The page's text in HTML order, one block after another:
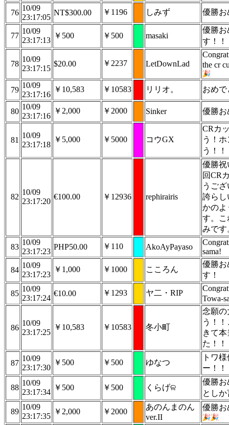
76
10/09
23:17:05
NT$300.00 ￥1196 しみず 優勝お
77
10/09
23:17:13
￥500 ￥500 masaki
優勝お
す！！
78
10/09
23:17:15
$20.00 ￥2237 LetDownLad
the cr
79
10/09
23:17:16
￥10,583 ￥10583 リリオ。 おめ
80
10/09
23:17:16
￥2,000 ￥2000 Sinker 優勝お
81
10/09
23:17:18
￥5,000 ￥5000 コウGX
CRカ
う！
う！
82
10/09
23:17:20
€100.00 ￥12936 rephirairis
優勝祝
回CR
うご
誇らし
かのよ
す。こ
みです
83
10/09
23:17:23
PHP50.00 ￥110 AkoAyPayaso
sama!
84
10/09
23:17:23
￥1,000 ￥1000 こころん
優勝お
す！
85
10/09
23:17:24
€10.00 ￥1293 ヤ二・RIP
Towa-
86
10/09
23:17:25
￥10,583 ￥10583 冬小町
念願の
う！
きて
た！！
87
10/09
23:17:30
￥500 ￥500 ゆなつ
トワ
ー！！
88
10/09
23:17:34
￥500 ￥500 くらげଳ
優勝お
とし
89
10/09
23:17:35
￥2,000 ￥2000
あのんまのん
ver.II
優勝お